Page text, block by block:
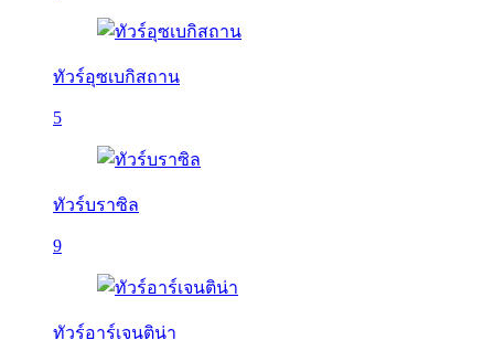
ทัวร์อุซเบกิสถาน
5
ทัวร์บราซิล
9
ทัวร์อาร์เจนติน่า